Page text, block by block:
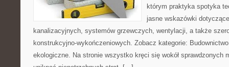
którym praktyka spotyka
jasne wskazówki
kanalizacyjnych, systemów grzewczych, wentylacji, a także
konstrukcyjno-wykończeniowych. Zobacz kategorie:
ekologiczne. Na stronie wszystko kręci się wokół sprawdzonych